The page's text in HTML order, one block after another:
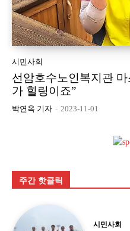
시민사회
선암호수노인복지관
가 힐링이죠”
박연옥 기자 - 2023-11-01
주간 핫클릭
시민사회